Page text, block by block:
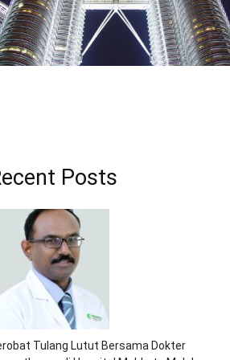
Posts
Tulang Lutut Bersama Dokter